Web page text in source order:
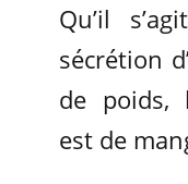
Qu’il
sécrétion
de poids,
est de